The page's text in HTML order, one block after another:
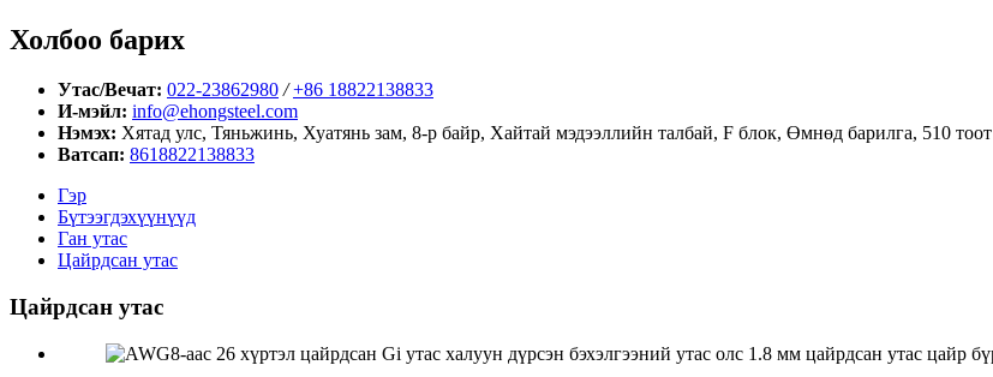
Холбоо барих
Утас/Вечат: 022-23862980 / +86 18822138833
И-мэйл: info@ehongsteel.com
Нэмэх: Хятад улс, Тяньжинь, Хуатянь зам, 8-р байр, Хайтай мэдээллийн талбай, F блок, Өмнөд барилга, 510 тоот
Ватсап: 8618822138833
Гэр
Бүтээгдэхүүнүүд
Ган утас
Цайрдсан утас
Цайрдсан утас